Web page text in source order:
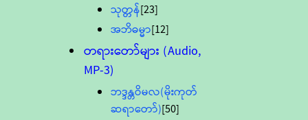
သုတ္တန်[23]
အဘိဓမ္မာ[12]
တရားတော်များ (Audio,
MP-3)
ဘဒ္ဒန္တဝိမလ(မိုးကုတ်
ဆရာတော်)[50]